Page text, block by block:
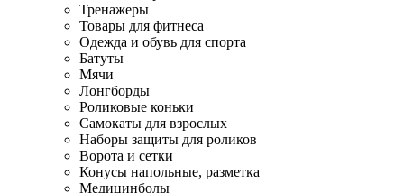
Тренажеры
Товары для фитнеса
Одежда и обувь для спорта
Батуты
Мячи
Лонгборды
Роликовые коньки
Самокаты для взрослых
Наборы защиты для роликов
Ворота и сетки
Конусы напольные, разметка
Медицинболы